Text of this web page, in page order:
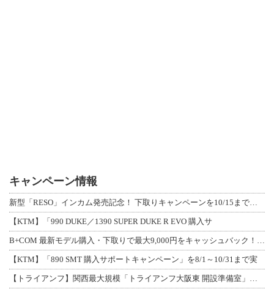
キャンペーン情報
新型「RESO」インカム発売記念！ 下取りキャンペーンを10/15まで延長して開
【KTM】「990 DUKE／1390 SUPER DUKE R EVO 購入サ
B+COM 最新モデル購入・下取りで最大9,000円をキャッシュバック！「B+F
【KTM】「890 SMT 購入サポートキャンペーン」を8/1～10/31まで実
【トライアンフ】関西最大規模「トライアンフ大阪東 開設準備室」がオープン！ 限定